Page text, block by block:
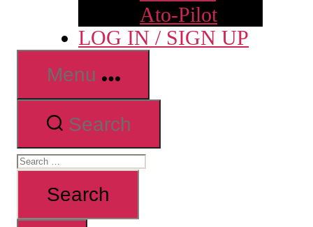
Ato-Pilot
LOG IN / SIGN UP
Menu
Search
Search